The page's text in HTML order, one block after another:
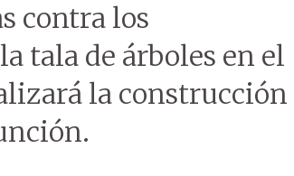
contra los
tala de árboles en el
la construcción